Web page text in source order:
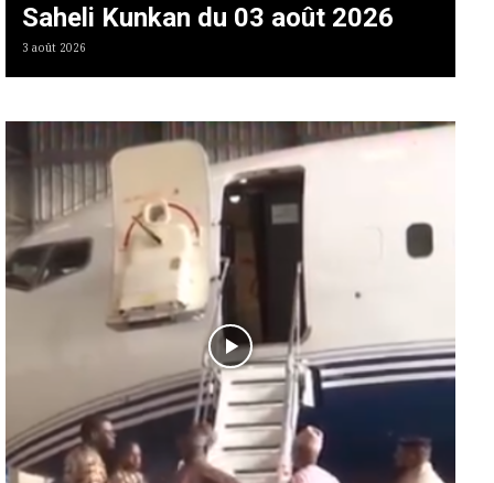
Saheli Kunkan du 03 août 2026
3 août 2026